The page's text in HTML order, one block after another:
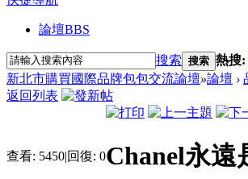
論壇BBS
搜索 搜索 熱搜:
新北市購買國際品牌包包交流論壇»論壇 ›
返回列表
查看: 5450|回復: 0Chanel永遠